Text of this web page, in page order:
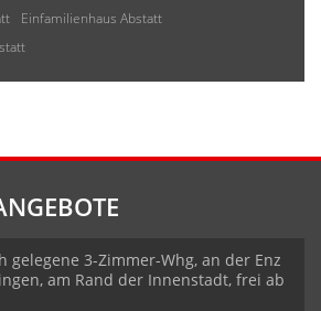
Einfamilienhaus Abstatt
gelegene 3-Zimmer-Whg, an der Enz
am Rand der Innenstadt, frei ab